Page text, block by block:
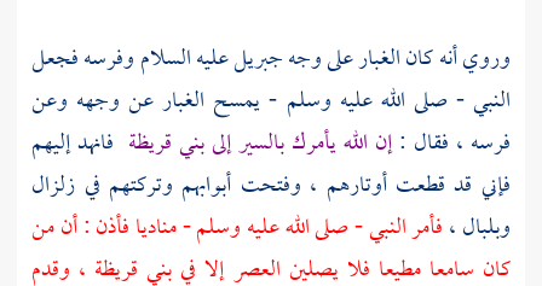
وروي أنه كان الغبار على وجهجبريلعليه السلام وفرسه فجعل
النبي - صلى الله عليه وسلم - يمسح الغبار عن وجهه وعن
فرسه ، فقال :إن الله يأمرك بالسير إلى بني قريظة فانهد إليهم
فإني قد قطعت أوتارهم ، وفتحت أبوابهم وتركتهم في زلزال
وبلبال ،فأمر النبي - صلى الله عليه وسلم - مناديا فأذن : أن من
كان سامعا مطيعا فلا يصلين العصر إلا في بني قريظة ، وقدم